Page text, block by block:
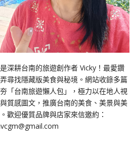
深耕台南的旅遊創作者 Vicky！最愛鑽
尋找隱藏版美食與秘境。網站收錄多篇
「台南旅遊懶人包」，極力以在地人視
質感圖文，推廣台南的美食、美景與美
歡迎優質品牌與店家來信邀約：